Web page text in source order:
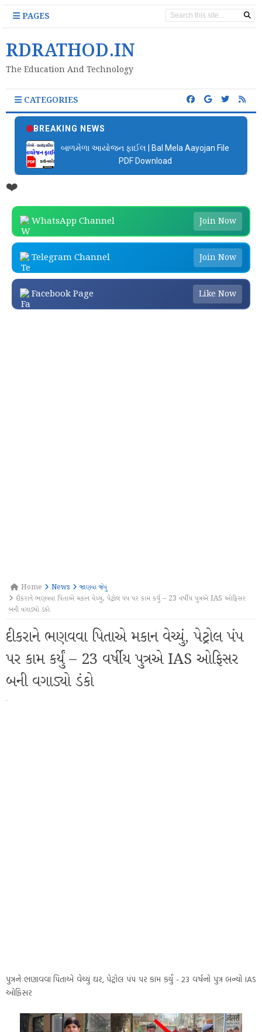
PAGES
RDRATHOD.IN
The Education And Technology
CATEGORIES
BREAKING NEWS
બાળમેળા આયોજન ફાઈલ | Bal Mela Aayojan File
PDF Download
❤️
WhatsApp Channel Join Now
Telegram Channel Join Now
Facebook Page Like Now
Home News
જાણવા જેવું
દીકરાને ભણવવા પિતાએ મકાન વેચ્યું, પેટ્રોલ પંપ પર કામ કર્યું – 23 વર્ષીય પુત્રએ IAS ઓફિસર
બની વગાડ્યો ડંકો
દીકરાને ભણવવા પિતાએ મકાન વેચ્યું, પેટ્રોલ પંપ
પર કામ કર્યું – 23 વર્ષીય પુત્રએ IAS ઓફિસર
બની વગાડ્યો ડંકો
·
પુત્રને ભણાવવા પિતાએ વેચ્યું ઘર, પેટ્રોલ પંપ પર કામ કર્યું - 23 વર્ષનો પુત્ર બન્યો IAS
ઓફિસર